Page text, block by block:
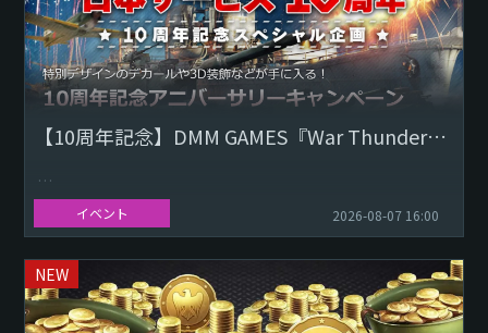
【10周年記念】DMM GAMES『War Thunder』日本サービス開始アニバーサリーキャンペーン
いつも『War Thunder』をご利用いただきありがとうござい
ます。 この度2026年8月9日（日）DMM GAMESにおける
『War Thunder』日本サービス開...
イベント 2026-08-07 16:00
NEW